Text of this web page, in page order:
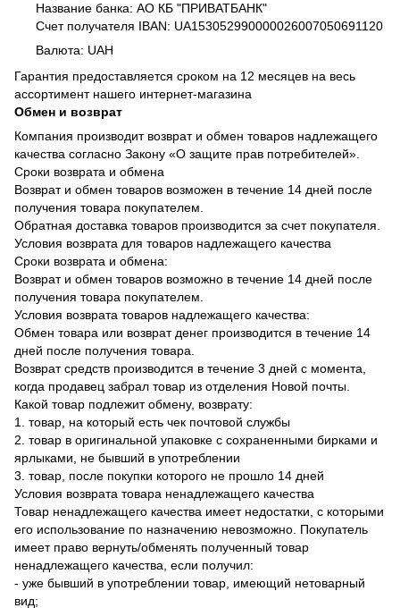
Название банка: АО КБ "ПРИВАТБАНК"
Счет получателя IBAN: UA153052990000026007050691120
Валюта: UAH
Гарантия предоставляется сроком на 12 месяцев на весь
ассортимент нашего интернет-магазина
Обмен и возврат
Компания производит возврат и обмен товаров надлежащего
качества согласно Закону «О защите прав потребителей».
Сроки возврата и обмена
Возврат и обмен товаров возможен в течение 14 дней после
получения товара покупателем.
Обратная доставка товаров производится за счет покупателя.
Условия возврата для товаров надлежащего качества
Сроки возврата и обмена:
Возврат и обмен товаров возможно в течение 14 дней после
получения товара покупателем.
Условия возврата товаров надлежащего качества:
Обмен товара или возврат денег производится в течение 14
дней после получения товара.
Возврат средств производится в течение 3 дней с момента,
когда продавец забрал товар из отделения Новой почты.
Какой товар подлежит обмену, возврату:
1. товар, на который есть чек почтовой службы
2. товар в оригинальной упаковке с сохраненными бирками и
ярлыками, не бывший в употреблении
3. товар, после покупки которого не прошло 14 дней
Условия возврата товара ненадлежащего качества
Товар ненадлежащего качества имеет недостатки, с которыми
его использование по назначению невозможно. Покупатель
имеет право вернуть/обменять полученный товар
ненадлежащего качества, если получил:
- уже бывший в употреблении товар, имеющий нетоварный
вид;